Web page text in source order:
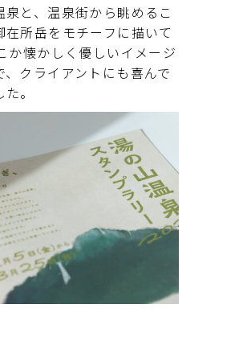
泉と、温泉街から眺めるこ
在所岳をモチーフに描いて
か懐かしく優しいイメージ
、クライアントにも喜んで
。